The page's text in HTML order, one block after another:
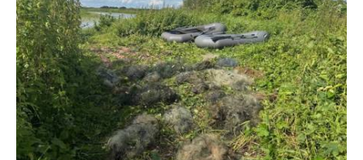
В Гомеле пройдет турнир по воркауту